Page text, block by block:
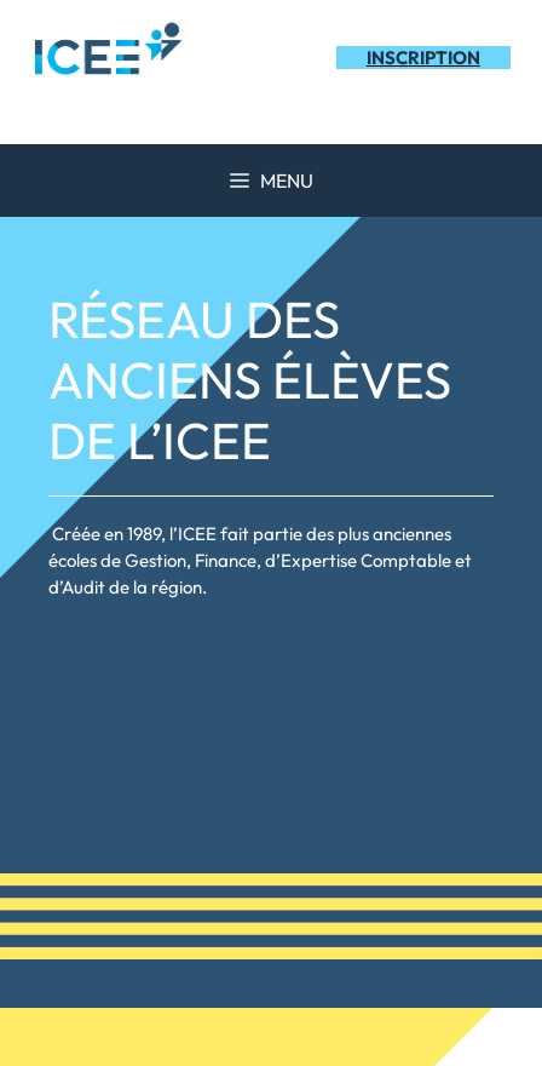
contenu
INSCRIPTION
MENU
RÉSEAU DES
ANCIENS ÉLÈVES
DE L’ICEE
Créée en 1989, l’ICEE fait partie des plus anciennes
écoles de Gestion, Finance, d’Expertise Comptable et
d’Audit de la région.